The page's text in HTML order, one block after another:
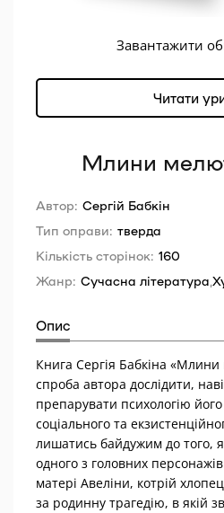
Завантажити
Читати
Млини
Автор: Сергій Бабкін
Тип оправи: тверда
Кількість сторінок: 160
Жанр: Сучасна література
Опис
Книга Сергія Бабкіна
спроба автора дослідити,
препарувати психологію
соціального та
лишатись байдужим до того,
одного з головних
матері Авеліни, котрій
за родинну трагедію, в якій